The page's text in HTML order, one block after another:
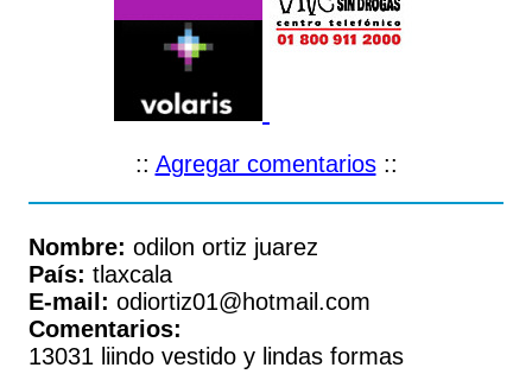
:: Agregar comentarios::
Nombre: odilon ortiz juarez
País: tlaxcala
E-mail: odiortiz01@hotmail.com
Comentarios:
13031 liindo vestido y lindas formas